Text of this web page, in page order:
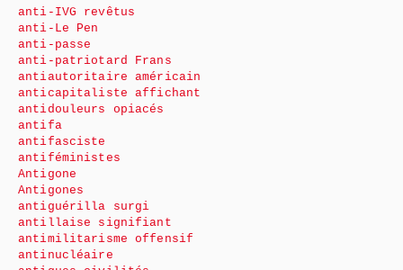
anti-IVG revêtus
anti-Le Pen
anti-passe
anti-patriotard Frans
antiautoritaire américain
anticapitaliste affichant
antidouleurs opiacés
antifa
antifasciste
antiféministes
Antigone
Antigones
antiguérilla surgi
antillaise signifiant
antimilitarisme offensif
antinucléaire